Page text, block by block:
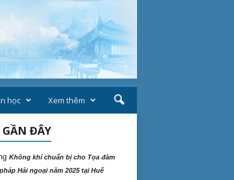
học Xem thêm
ĐÂY
Không khí chuẩn bị cho Tọa đàm
Hải ngoại năm 2025 tại Huế